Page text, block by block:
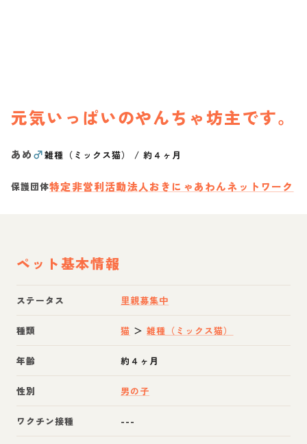
元気いっぱいのやんちゃ坊主です。
あめ♂雑種（ミックス猫） /約４ヶ月
保護団体特定非営利活動法人おきにゃあわんネットワーク
ペット基本情報
ステータス 里親募集中
種類 猫 ＞雑種（ミックス猫）
年齢 約４ヶ月
性別 男の子
ワクチン接種 ---